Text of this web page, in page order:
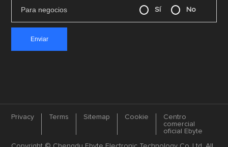
Para negocios Sí No
Privacy Terms Sitemap Cookie
Centro
comercial
oficial Ebyte